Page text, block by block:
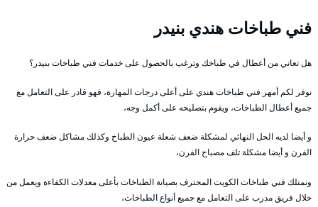
فني طباخات هندي بنيدر
هل تعاني من أعطال في طباخك وترغب بالحصول على خدمات فني طباخات بنيدر؟
نوفر لكم أمهر فني طباخات هندي على أعلى درجات المهارة، فهو قادر على التعامل مع
جميع أعطال الطباخات، ويقوم بتصليحه على أكمل وجه،
و أيضا لديه الحل النهائي لمشكلة ضعف شعلة عيون الطباخ وكذلك مشاكل ضعف حرارة
الفرن و أيضا مشكلة تلف مصباح الفرن،
ونمتلك فني طباخات الكويت المحترف بصيانة الطباخات بأعلى معدلات الكفاءة ويعمل من
خلال فريق مدرب على التعامل مع جميع أنواع الطباخات،